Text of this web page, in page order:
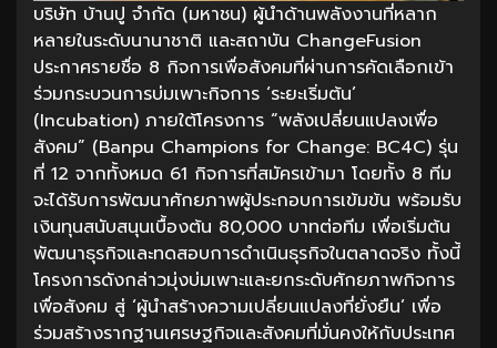
บริษัท บ้านปู จำกัด (มหาชน) ผู้นำด้านพลังงานที่หลาก
หลายในระดับนานาชาติ และสถาบัน ChangeFusion
ประกาศรายชื่อ 8 กิจการเพื่อสังคมที่ผ่านการคัดเลือกเข้า
ร่วมกระบวนการบ่มเพาะกิจการ ‘ระยะเริ่มต้น’
(Incubation) ภายใต้โครงการ “พลังเปลี่ยนแปลงเพื่อ
สังคม” (Banpu Champions for Change: BC4C) รุ่น
ที่ 12 จากทั้งหมด 61 กิจการที่สมัครเข้ามา โดยทั้ง 8 ทีม
จะได้รับการพัฒนาศักยภาพผู้ประกอบการเข้มข้น พร้อมรับ
เงินทุนสนับสนุนเบื้องต้น 80,000 บาทต่อทีม เพื่อเริ่มต้น
พัฒนาธุรกิจและทดสอบการดำเนินธุรกิจในตลาดจริง ทั้งนี้
โครงการดังกล่าวมุ่งบ่มเพาะและยกระดับศักยภาพกิจการ
เพื่อสังคม สู่ ‘ผู้นำสร้างความเปลี่ยนแปลงที่ยั่งยืน’ เพื่อ
ร่วมสร้างรากฐานเศรษฐกิจและสังคมที่มั่นคงให้กับประเทศ